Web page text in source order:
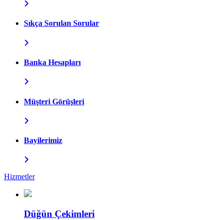
Sıkça Sorulan Sorular
Banka Hesapları
Müşteri Görüşleri
Bayilerimiz
Hizmetler
Düğün Çekimleri